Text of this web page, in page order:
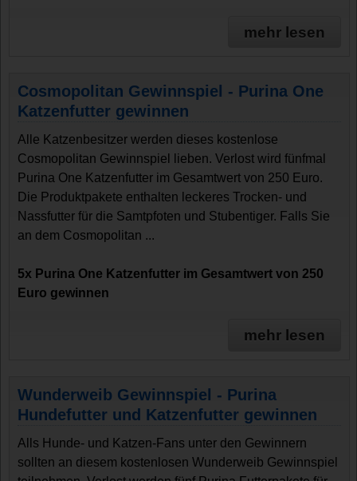
mehr lesen
Cosmopolitan Gewinnspiel - Purina One
Katzenfutter gewinnen
Alle Katzenbesitzer werden dieses kostenlose
Cosmopolitan Gewinnspiel lieben. Verlost wird fünfmal
Purina One Katzenfutter im Gesamtwert von 250 Euro.
Die Produktpakete enthalten leckeres Trocken- und
Nassfutter für die Samtpfoten und Stubentiger. Falls Sie
an dem Cosmopolitan ...
5x Purina One Katzenfutter im Gesamtwert von 250
Euro gewinnen
mehr lesen
Wunderweib Gewinnspiel - Purina
Hundefutter und Katzenfutter gewinnen
Alls Hunde- und Katzen-Fans unter den Gewinnern
sollten an diesem kostenlosen Wunderweib Gewinnspiel